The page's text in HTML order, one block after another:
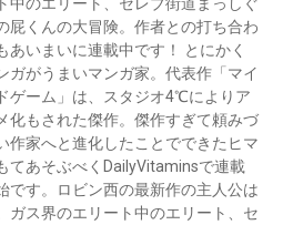
屁くんの大冒険。作者との打ち合わ
あいまいに連載中です！ とにかく
ガがうまいマンガ家。代表作「マイ
ゲーム」は、スタジオ4℃によりア
化もされた傑作。傑作すぎて頼みづ
作家へと進化したことでできたヒマ
てあそぶべくDailyVitaminsで連載
です。ロビン西の最新作の主人公は
ガス界のエリート中のエリート、セ